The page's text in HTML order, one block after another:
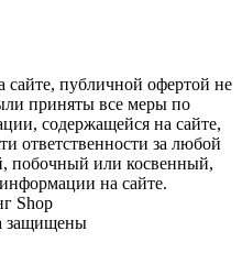
сайте, публичной офертой не
приняты все меры по
содержащейся на сайте,
за любой
побочный или косвенный,
на сайте.
Shop
защищены